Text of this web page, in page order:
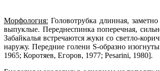
Морфология: Головотрубка длинная,
выпуклые. Переднеспинка поперечная,
Забайкалья встречаются жуки со светло-
наружу. Передние голени S-образно
1965; Коротяев, Егоров, 1977; Pesarini, 1980].